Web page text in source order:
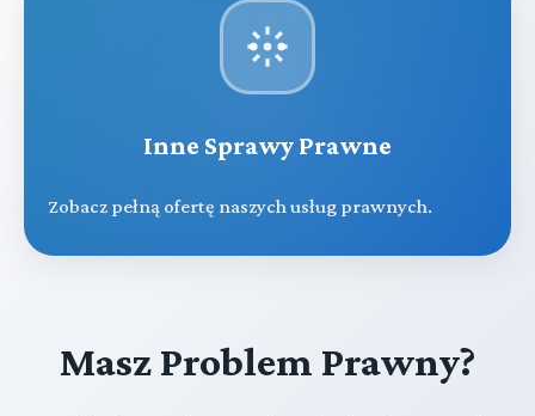
Inne Sprawy Prawne
Zobacz pełną ofertę naszych usług prawnych.
Masz Problem Prawny?